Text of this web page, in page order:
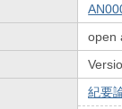
open
紀要